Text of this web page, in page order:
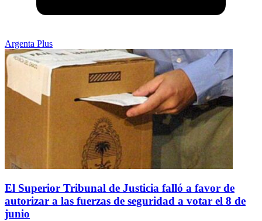
Argenta Plus
El Superior Tribunal de Justicia falló a favor de
autorizar a las fuerzas de seguridad a votar el 8 de
junio